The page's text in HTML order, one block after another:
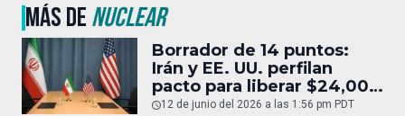
MÁS DENUCLEAR
Borrador de 14 puntos:
Irán y EE. UU. perfilan
pacto para liberar $24,000
MDD
12 de junio del 2026 a las 1:56 pm PDT